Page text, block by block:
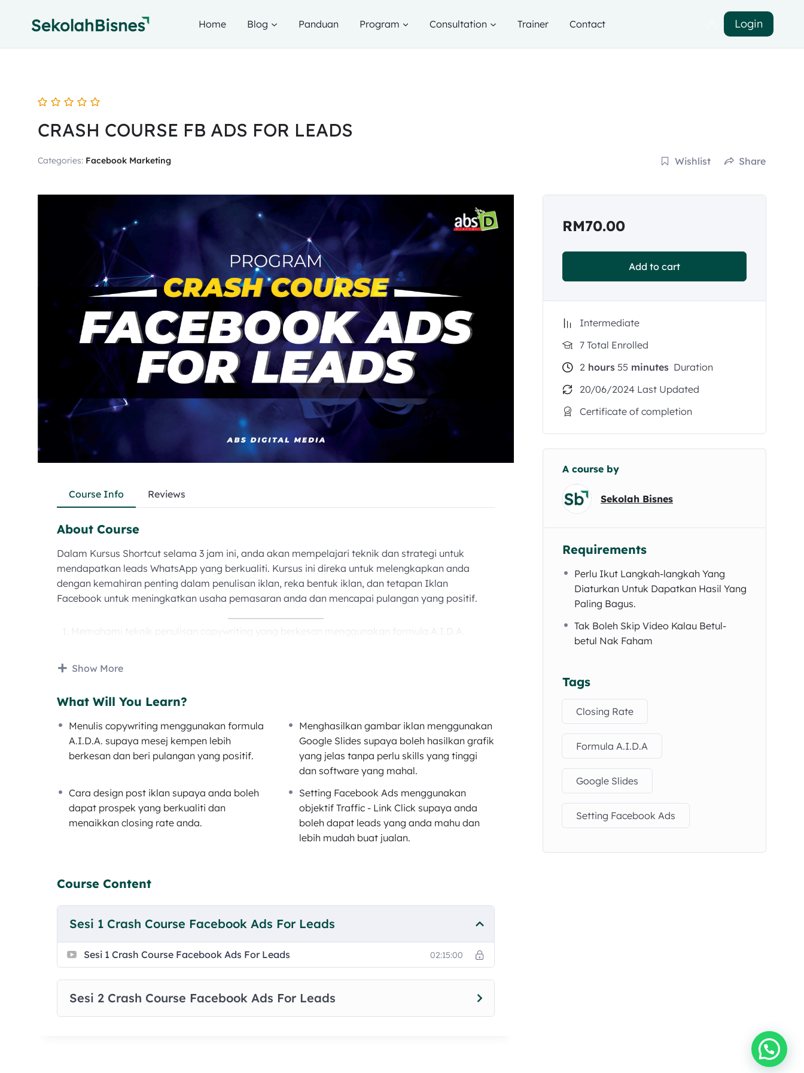
Home Blog Panduan Program Consultation Trainer Contact Login
CRASH COURSE FB ADS FOR LEADS
Categories: Facebook Marketing Wishlist Share
Course Info Reviews
About Course
Dalam Kursus Shortcut selama 3 jam ini, anda akan mempelajari teknik dan strategi untuk
mendapatkan leads WhatsApp yang berkualiti. Kursus ini direka untuk melengkapkan anda
dengan kemahiran penting dalam penulisan iklan, reka bentuk iklan, dan tetapan Iklan
Facebook untuk meningkatkan usaha pemasaran anda dan mencapai pulangan yang positif.
Menetapkan iklan Facebook menggunakan objektif Traffic – Link Click untuk mendapatkan
Show More
What Will You Learn?
Menulis copywriting menggunakan formula
A.I.D.A. supaya mesej kempen lebih
berkesan dan beri pulangan yang positif.
Menghasilkan gambar iklan menggunakan
Google Slides supaya boleh hasilkan grafik
yang jelas tanpa perlu skills yang tinggi
dan software yang mahal.
Cara design post iklan supaya anda boleh
dapat prospek yang berkualiti dan
menaikkan closing rate anda.
Setting Facebook Ads menggunakan
objektif Traffic - Link Click supaya anda
boleh dapat leads yang anda mahu dan
lebih mudah buat jualan.
Course Content
Sesi 1 Crash Course Facebook Ads For Leads
Sesi 1 Crash Course Facebook Ads For Leads 02:15:00
Sesi 2 Crash Course Facebook Ads For Leads
RM70.00
Add to cart
Intermediate
7 Total Enrolled
2 hours 55 minutes Duration
20/06/2024 Last Updated
Certificate of completion
A course by
Sekolah Bisnes
Requirements
Perlu Ikut Langkah-langkah Yang
Diaturkan Untuk Dapatkan Hasil Yang
Paling Bagus.
Tak Boleh Skip Video Kalau Betul-
betul Nak Faham
Tags
Closing Rate
Formula A.I.D.A
Google Slides
Setting Facebook Ads